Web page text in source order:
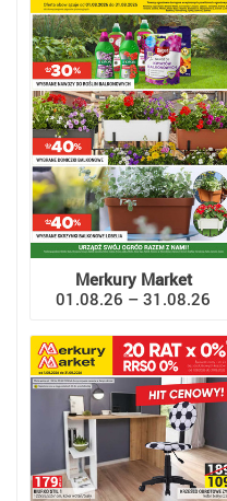
Merkury Market
01.08.26 – 31.08.26